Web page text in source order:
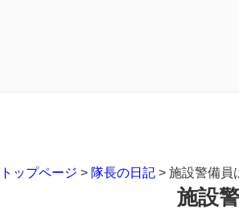
トップページ > 隊長の日記 > 施設警備員
施設